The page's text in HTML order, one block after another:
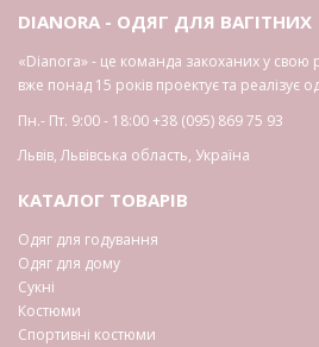
DIANORA - ОДЯГ ДЛЯ ВАГІТНИХ
«Dianora» - це команда закоханих у свою
вже понад 15 років проектує та реалізує
Пн.- Пт. 9:00 - 18:00+38 (095) 869 75 93
Львів,Львівська область, Україна
КАТАЛОГ ТОВАРІВ
Одяг для годування
Одяг для дому
Сукні
Костюми
Спортивні костюми